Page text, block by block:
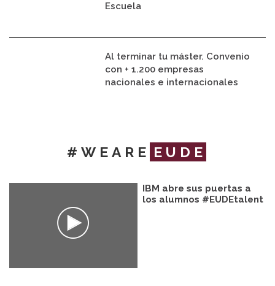
Escuela
Al terminar tu máster. Convenio
con + 1.200 empresas
nacionales e internacionales
#WEARE EUDE
IBM abre sus puertas a
los alumnos #EUDEtalent